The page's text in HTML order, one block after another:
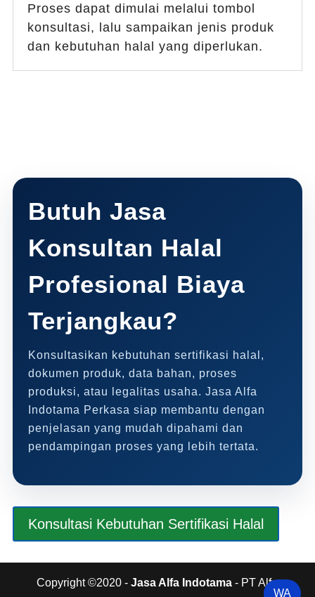
Proses dapat dimulai melalui tombol
konsultasi, lalu sampaikan jenis produk
dan kebutuhan halal yang diperlukan.
Butuh Jasa
Konsultan Halal
Profesional Biaya
Terjangkau?
Konsultasikan kebutuhan sertifikasi halal,
dokumen produk, data bahan, proses
produksi, atau legalitas usaha. Jasa Alfa
Indotama Perkasa siap membantu dengan
penjelasan yang mudah dipahami dan
pendampingan proses yang lebih tertata.
Konsultasi Kebutuhan Sertifikasi Halal
Copyright ©2020 -Jasa Alfa Indotama - PT Alfa
WA